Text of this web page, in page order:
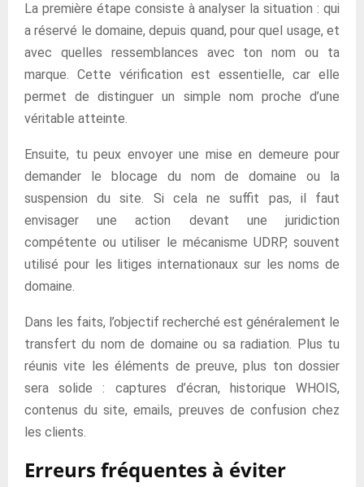
La première étape consiste à analyser la situation : qui
a réservé le domaine, depuis quand, pour quel usage, et
avec quelles ressemblances avec ton nom ou ta
marque. Cette vérification est essentielle, car elle
permet de distinguer un simple nom proche d’une
véritable atteinte.
Ensuite, tu peux envoyer une mise en demeure pour
demander le blocage du nom de domaine ou la
suspension du site. Si cela ne suffit pas, il faut
envisager une action devant une juridiction
compétente ou utiliser le mécanisme UDRP, souvent
utilisé pour les litiges internationaux sur les noms de
domaine.
Dans les faits, l’objectif recherché est généralement le
transfert du nom de domaine ou sa radiation. Plus tu
réunis vite les éléments de preuve, plus ton dossier
sera solide : captures d’écran, historique WHOIS,
contenus du site, emails, preuves de confusion chez
les clients.
Erreurs fréquentes à éviter